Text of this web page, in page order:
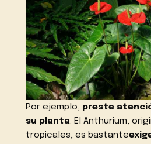
Por ejemplo, preste
su planta. El Anthurium,
tropicales, es bastante